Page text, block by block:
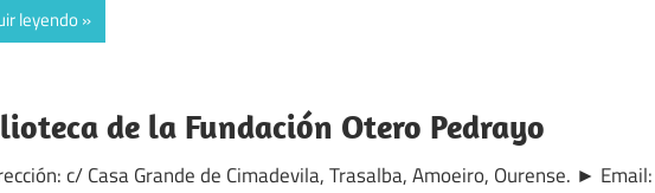
leyendo
de la Fundación Otero Pedrayo
c/ Casa Grande de Cimadevila, Trasalba, Amoeiro, Ourense. ► Email: